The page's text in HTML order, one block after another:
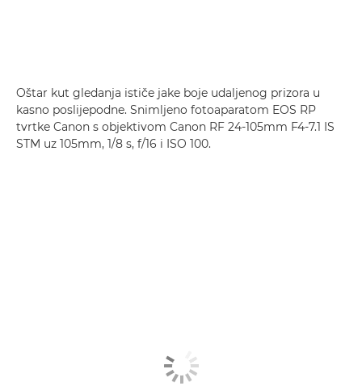
Oštar kut gledanja ističe jake boje udaljenog prizora u
kasno poslijepodne. Snimljeno fotoaparatom EOS RP
tvrtke Canon s objektivom Canon RF 24-105mm F4-7.1 IS
STM uz 105mm, 1/8 s, f/16 i ISO 100.